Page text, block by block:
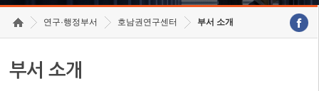
연구·행정부서 호남권연구센터 부서 소개
부서 소개